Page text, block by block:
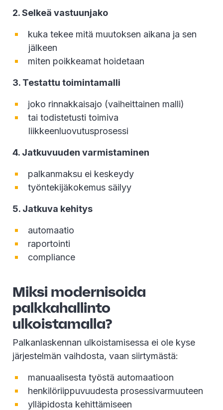
2. Selkeä vastuunjako
kuka tekee mitä muutoksen aikana ja sen
jälkeen
miten poikkeamat hoidetaan
3. Testattu toimintamalli
joko rinnakkaisajo (vaiheittainen malli)
tai todistetusti toimiva
liikkeenluovutusprosessi
4. Jatkuvuuden varmistaminen
palkanmaksu ei keskeydy
työntekijäkokemus säilyy
5. Jatkuva kehitys
automaatio
raportointi
compliance
Miksi modernisoida
palkkahallinto
ulkoistamalla?
Palkanlaskennan ulkoistamisessa ei ole kyse
järjestelmän vaihdosta, vaan siirtymästä:
manuaalisesta työstä automaatioon
henkilöriippuvuudesta prosessivarmuuteen
ylläpidosta kehittämiseen